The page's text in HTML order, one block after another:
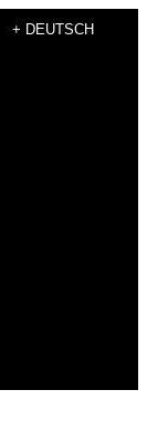
+ DEUTSCH